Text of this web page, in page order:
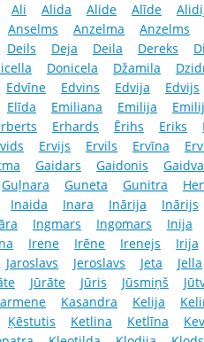
Ali Alida Alide Alīde
Anselms Anzelma Anzelms
Deils Deja Deila Dereks
Donicela Džamila
Edvīne Edvins Edvija Edvijs
Elīda Emiliana Emilija
Erhards Ērihs Eriks
Ervijs Ervils Ervīna
Gaidars Gaidonis
Guļnara Guneta Gunitra
Inaida Inara Inārija Inārijs
Ingmars Ingomars Inija
Irene Irēne Irenejs Irija
Jaroslavs Jeroslavs Jeta Jella
Jūrāte Jūris Jūsmiņš
Kasandra Kelija
Ķēstutis Ketlina Ketlīna